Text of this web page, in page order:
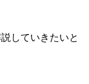
していきたいと